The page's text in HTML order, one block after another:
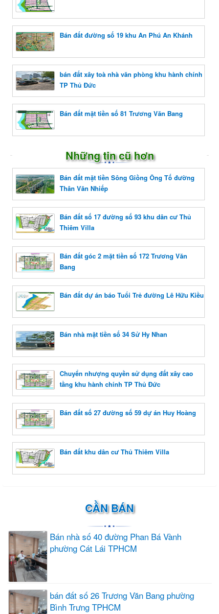
Bán đất đường số 19 khu An Phú An Khánh
bán đất xây toà nhà văn phòng khu hành chính
TP Thủ Đức
Bán đất mặt tiền số 81 Trương Văn Bang
Những tin cũ hơn
Bán đất mặt tiền Sông Giồng Ông Tố đường
Thân Văn Nhiếp
Bán đất số 17 đường số 93 khu dân cư Thủ
Thiêm Villa
Bán đất góc 2 mặt tiền số 172 Trương Văn
Bang
Bán đất dự án báo Tuổi Trẻ đường Lê Hữu Kiều
Bán nhà mặt tiền số 34 Sử Hy Nhan
Chuyển nhượng quyền sử dụng đất xây cao
tầng khu hành chính TP Thủ Đức
Bán đất số 27 đường số 59 dự án Huy Hoàng
Bán đất khu dân cư Thủ Thiêm Villa
CẦN BÁN
Bán nhà số 40 đường Phan Bá Vành
phường Cát Lái TPHCM
bán đất số 26 Trương Văn Bang phường
Bình Trưng TPHCM